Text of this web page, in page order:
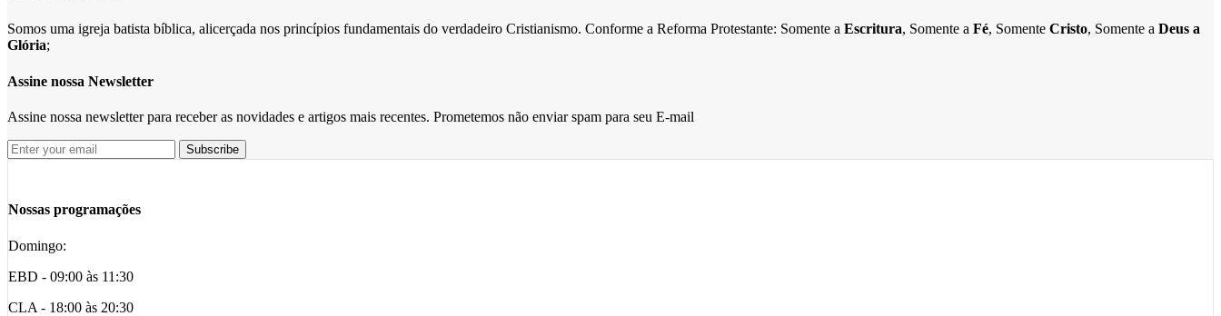
Somos uma igreja batista bíblica, alicerçada nos princípios fundamentais do verdadeiro Cristianismo. Conforme a Reforma Protestante: Somente a Escritura, Somente a Fé, Somente Cristo, Somente a Deus a
Glória;
Assine nossa Newsletter
Assine nossa newsletter para receber as novidades e artigos mais recentes. Prometemos não enviar spam para seu E-mail
Nossas programações
Domingo:
EBD - 09:00 às 11:30
CLA - 18:00 às 20:30